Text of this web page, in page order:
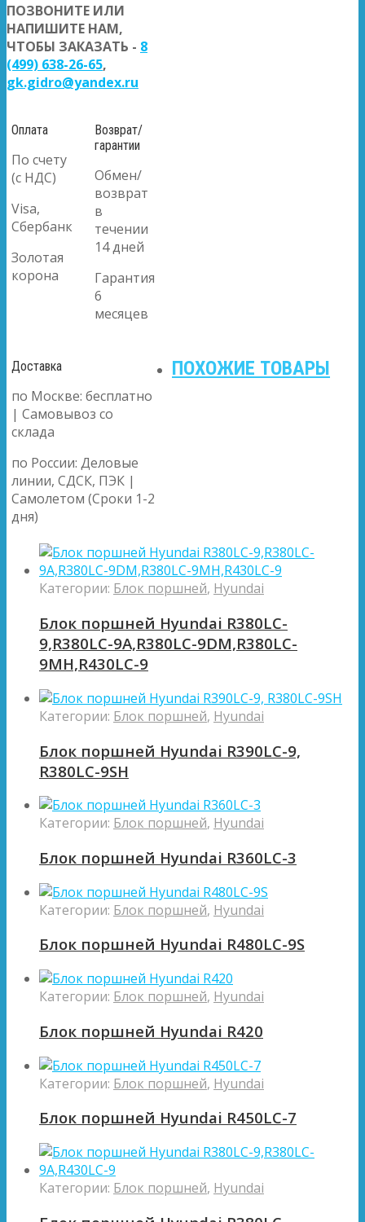
ПОЗВОНИТЕ ИЛИ
НАПИШИТЕ НАМ,
ЧТОБЫ ЗАКАЗАТЬ - 8
(499) 638-26-65,
gk.gidro@yandex.ru
Оплата
По счету
(с НДС)
Visa,
Сбербанк
Золотая
корона
Возврат/
гарантии
Обмен/
возврат
в
течении
14 дней
Гарантия
6
месяцев
Доставка
по Москве: бесплатно
| Самовывоз со
склада
по России: Деловые
линии, СДСК, ПЭК |
Самолетом (Сроки 1-2
дня)
ПОХОЖИЕ ТОВАРЫ
Категории: Блок поршней, Hyundai
Блок поршней Hyundai R380LC-
9,R380LC-9A,R380LC-9DM,R380LC-
9MH,R430LC-9
Категории: Блок поршней, Hyundai
Блок поршней Hyundai R390LC-9,
R380LC-9SH
Категории: Блок поршней, Hyundai
Блок поршней Hyundai R360LC-3
Категории: Блок поршней, Hyundai
Блок поршней Hyundai R480LC-9S
Категории: Блок поршней, Hyundai
Блок поршней Hyundai R420
Категории: Блок поршней, Hyundai
Блок поршней Hyundai R450LC-7
Категории: Блок поршней, Hyundai